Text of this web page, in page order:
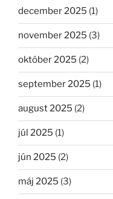
december 2025 (1)
november 2025 (3)
október 2025 (2)
september 2025 (1)
august 2025 (2)
júl 2025 (1)
jún 2025 (2)
máj 2025 (3)